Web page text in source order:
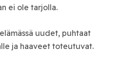
ei ole tarjolla.
uudet, puhtaat
ja haaveet toteutuvat.